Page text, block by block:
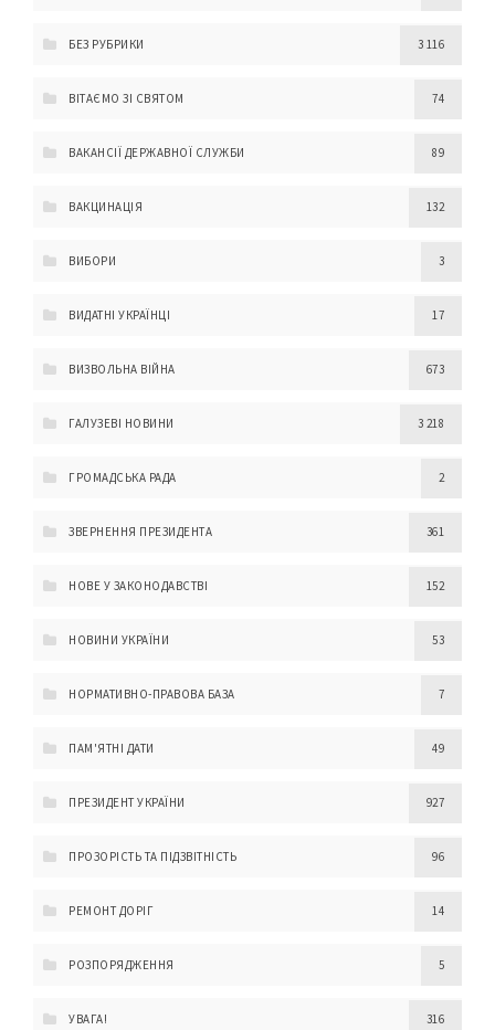
БЕЗ РУБРИКИ 3 116
ВІТАЄМО ЗІ СВЯТОМ 74
ВАКАНСІЇ ДЕРЖАВНОЇ СЛУЖБИ 89
ВАКЦИНАЦІЯ 132
ВИБОРИ 3
ВИДАТНІ УКРАЇНЦІ 17
ВИЗВОЛЬНА ВІЙНА 673
ГАЛУЗЕВІ НОВИНИ 3 218
ГРОМАДСЬКА РАДА 2
ЗВЕРНЕННЯ ПРЕЗИДЕНТА 361
НОВЕ У ЗАКОНОДАВСТВІ 152
НОВИНИ УКРАЇНИ 53
НОРМАТИВНО-ПРАВОВА БАЗА 7
ПАМ'ЯТНІ ДАТИ 49
ПРЕЗИДЕНТ УКРАЇНИ 927
ПРОЗОРІСТЬ ТА ПІДЗВІТНІСТЬ 96
РЕМОНТ ДОРІГ 14
РОЗПОРЯДЖЕННЯ 5
УВАГА! 316